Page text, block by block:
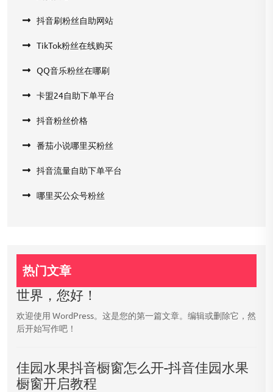
抖音刷粉丝自助网站
TikTok粉丝在线购买
QQ音乐粉丝在哪刷
卡盟24自助下单平台
抖音粉丝价格
番茄小说哪里买粉丝
抖音流量自助下单平台
哪里买公众号粉丝
热门文章
世界，您好！
欢迎使用 WordPress。这是您的第一篇文章。编辑或删除它，然
后开始写作吧！
佳园水果抖音橱窗怎么开-抖音佳园水果
橱窗开启教程